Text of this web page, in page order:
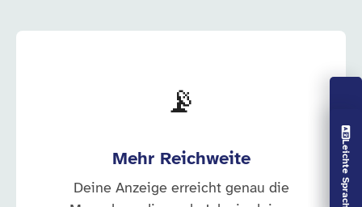
Vorlesen aus
Leichte Sprache aus
📡
Mehr Reichweite
Deine Anzeige erreicht genau die